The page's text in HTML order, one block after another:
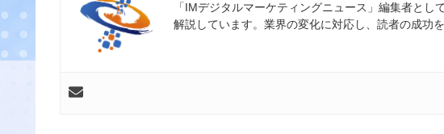
「IMデジタルマーケティングニュース」編集者とし
解説しています。業界の変化に対応し、読者の成功